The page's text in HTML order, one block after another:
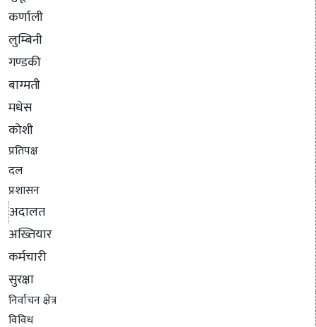
कर्णाली
लुम्बिनी
गण्डकी
बाग्मती
मधेस
कोशी
प्रतिपक्ष
दल
प्रशासन
अदालत
अख्तियार
कर्मचारी
सुरक्षा
निर्वाचन क्षेत्र
विविध